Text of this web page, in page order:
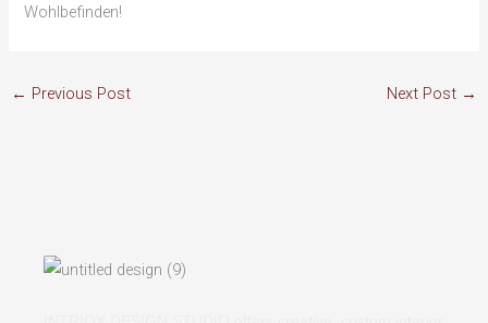
Wohlbefinden!
← Previous Post Next Post →